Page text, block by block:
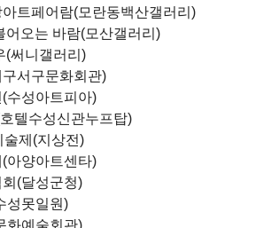
트페어람(모란동백산갤러리)
어오는 바람(모산갤러리)
(써니갤러리)
서구문화회관)
수성아트피아)
텔수성신관누프탑)
술제(지상전)
아양아트센타)
(달성군청)
성못일원)
화예술회관)